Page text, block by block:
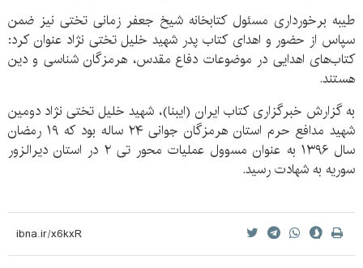
طیبه برخورداری مسئول کتابخانه شیخ جعفر زمانی تختی نیز ضمن
سپاس از حضور و اهدای کتاب پدر شهید خلیل تختی نژاد عنوان کرد:
کتاب‌های اهدایی در موضوعات دفاع مقدس، هرمزگان شناسی و دین
هستند.
به گزارش خبرگزاری کتاب ایران (ایبنا)، شهید خلیل تختی نژاد دومین
شهید مدافع حرم استان هرمزگان جوانی ۲۴ ساله بود که ۱۹ رمضان
سال ۱۳۹۶ به عنوان مسوول عملیات محور تی ۲ در استان دیرالزور
سوریه به شهادت رسید.